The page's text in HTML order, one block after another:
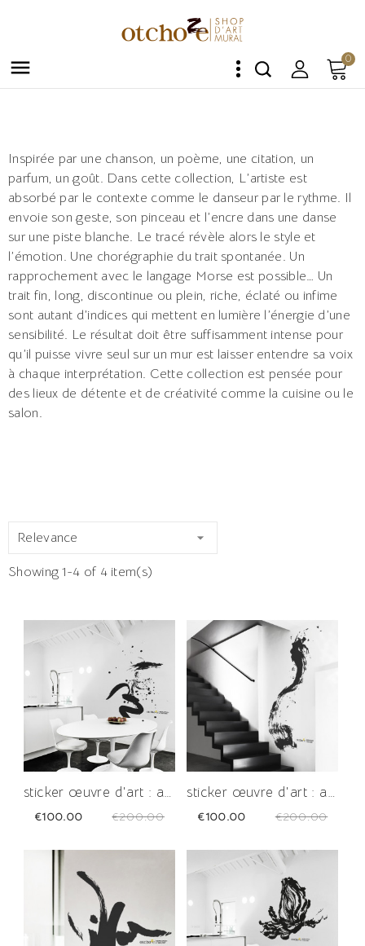
 0
Inspirée par une chanson, un poème, une citation, un
parfum, un goût. Dans cette collection, L’artiste est
absorbé par le contexte comme le danseur par le rythme. Il
envoie son geste, son pinceau et l’encre dans une danse
sur une piste blanche. Le tracé révèle alors le style et
l’émotion. Une chorégraphie du trait spontanée. Un
rapprochement avec le langage Morse est possible… Un
trait fin, long, discontinue ou plein, riche, éclaté ou infime
sont autant d’indices qui mettent en lumière l’énergie d’une
sensibilité. Le résultat doit être suffisamment intense pour
qu’il puisse vivre seul sur un mur est laisser entendre sa voix
à chaque interprétation. Cette collection est pensée pour
des lieux de détente et de créativité comme la cuisine ou le
salon.
Relevance 
Showing 1-4 of 4 item(s)
-50%
sticker œuvre d'art : abstraction 1
Price
€100.00
Regular
€200.00
sticker œuvre d'art : abstraction 2
Price
€100.00
Regular
€200.00
-50% -50%